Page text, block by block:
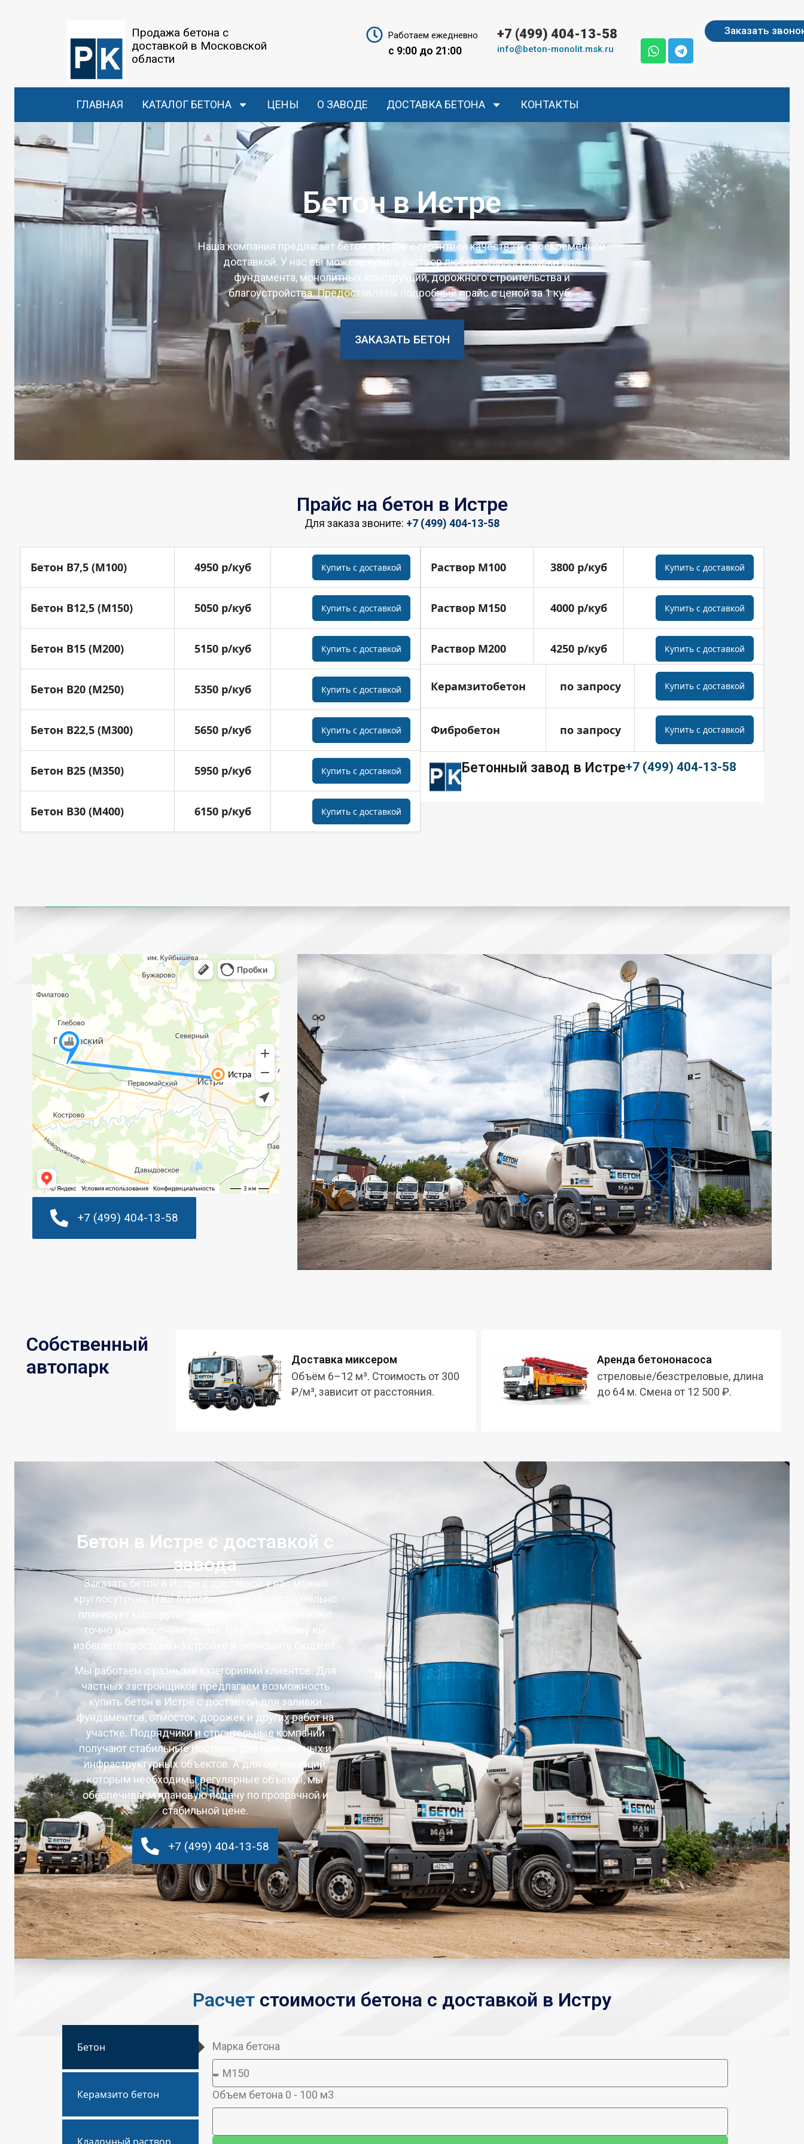
Продажа бетона с
доставкой в Московской
области
Работаем ежедневно
с 9:00 до 21:00
+7 (499) 404-13-58
info@beton-monolit.msk.ru
Заказать
ГЛАВНАЯ КАТАЛОГ БЕТОНА ЦЕНЫ О ЗАВОДЕ ДОСТАВКА БЕТОНА КОНТАКТЫ
Бетон в Истре
Наша компания предлагает бетон в Истре с гарантией качества и своевременной
доставкой. У нас вы можете купить раствор любого класса и марки для
фундамента, монолитных конструкций, дорожного строительства и
благоустройства. Предоставляем подробный прайс с ценой за 1 куб.
ЗАКАЗАТЬ БЕТОН
Прайс на бетон в Истре
Для заказа звоните: +7 (499) 404-13-58
Бетон B7,5 (M100) 4950 р/куб Купить с доставкой
Бетон B12,5 (M150) 5050 р/куб Купить с доставкой
Бетон B15 (M200) 5150 р/куб Купить с доставкой
Бетон B20 (M250) 5350 р/куб Купить с доставкой
Бетон B22,5 (M300) 5650 р/куб Купить с доставкой
Бетон B25 (M350) 5950 р/куб Купить с доставкой
Бетон B30 (M400) 6150 р/куб Купить с доставкой
Раствор M100 3800 р/куб Купить с доставкой
Раствор M150 4000 р/куб Купить с доставкой
Раствор M200 4250 р/куб Купить с доставкой
Керамзитобетон по запросу Купить с доставкой
Фибробетон по запросу Купить с доставкой
Бетонный завод в Истре+7 (499) 404-13-58
+7 (499) 404-13-58
Собственный
автопарк
Доставка миксером
Объём 6–12 м³. Стоимость от 300
₽/м³, зависит от расстояния.
Аренда бетононасоса
стреловые/безстреловые, длина
до 64 м. Смена от 12 500 ₽.
Бетон в Истре с доставкой с
завода
Заказать бетон в Истре с доставкой у нас можно
круглосуточно. Наш логистический отдел тщательно
планирует маршруты, поэтому машины приезжают
точно в оговоренное время. Благодаря этому вы
избегаете простоев на стройке и экономите бюджет.
Мы работаем с разными категориями клиентов. Для
частных застройщиков предлагаем возможность
купить бетон в Истре с доставкой для заливки
фундаментов, отмосток, дорожек и других работ на
участке. Подрядчики и строительные компании
получают стабильные поставки для монолитных и
инфраструктурных объектов. А для организаций,
которым необходимы регулярные объемы, мы
обеспечиваем плановую подачу по прозрачной и
стабильной цене.
+7 (499) 404-13-58
Расчет стоимости бетона с доставкой в Истру
Бетон
Керамзито бетон
Марка бетона
Объем бетона 0 - 100 м3